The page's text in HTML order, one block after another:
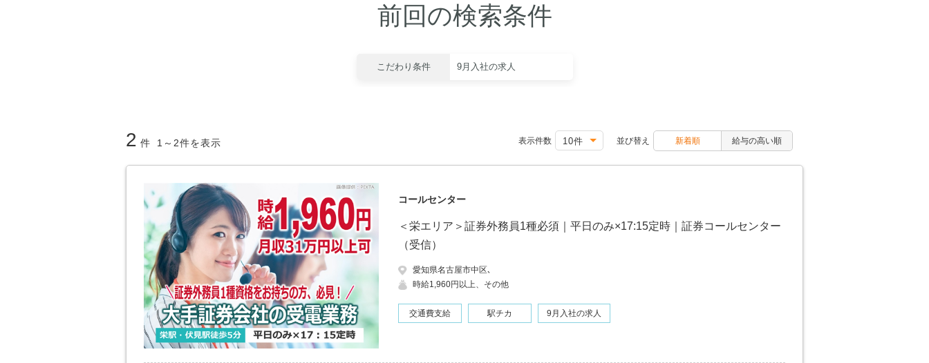
前回の検索条件
こだわり条件 9月入社の求人
2 件 1～2件を表示 表示件数 並び替え 新着順 給与の高い順
コールセンター
＜栄エリア＞証券外務員1種必須｜平日のみ×17:15定時｜証券コールセンター
（受信）
愛知県名古屋市中区､
時給1,960円以上、その他
交通費支給 駅チカ 9月入社の求人